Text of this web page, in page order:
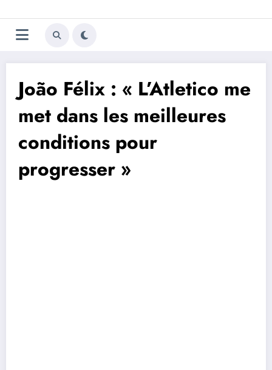
au
contenu
Trivela
L'actualité du football
João Félix : « L’Atletico me
met dans les meilleures
conditions pour
progresser »